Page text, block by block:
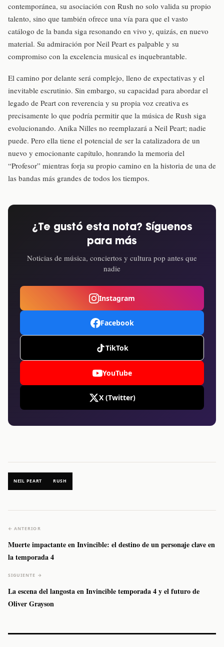
contemporánea, su asociación con Rush no solo valida su propio
talento, sino que también ofrece una vía para que el vasto
catálogo de la banda siga resonando en vivo y, quizás, en nuevo
material. Su admiración por Neil Peart es palpable y su
compromiso con la excelencia musical es inquebrantable.
El camino por delante será complejo, lleno de expectativas y el
inevitable escrutinio. Sin embargo, su capacidad para abordar el
legado de Peart con reverencia y su propia voz creativa es
precisamente lo que podría permitir que la música de Rush siga
evolucionando. Anika Nilles no reemplazará a Neil Peart; nadie
puede. Pero ella tiene el potencial de ser la catalizadora de un
nuevo y emocionante capítulo, honrando la memoria del
“Profesor” mientras forja su propio camino en la historia de una de
las bandas más grandes de todos los tiempos.
¿Te gustó esta nota? Síguenos
para más
Noticias de música, conciertos y cultura pop antes que
nadie
Instagram
Facebook
TikTok
YouTube
X (Twitter)
NEIL PEART RUSH
← ANTERIOR
Muerte impactante en Invincible: el destino de un personaje clave en
la temporada 4
SIGUIENTE →
La escena del langosta en Invincible temporada 4 y el futuro de
Oliver Grayson